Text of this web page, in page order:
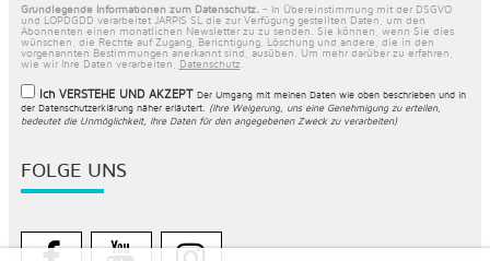
Grundlegende Informationen zum Datenschutz. - In Übereinstimmung mit der DSGVO
und LOPDGDD verarbeitet JARPIS SL die zur Verfügung gestellten Daten, um den
Abonnenten einen monatlichen Newsletter zu zu senden. Sie können, wenn Sie dies
wünschen, die Rechte auf Zugang, Berichtigung, Löschung und andere, die in den
vorgenannten Bestimmungen anerkannt sind, ausüben. Um mehr darüber zu erfahren,
wie wir Ihre Daten verarbeiten,
Datenschutz
Ich VERSTEHE UND AKZEPT Der Umgang mit meinen Daten wie oben beschrieben und in
der Datenschutzerklärung näher erläutert. (Ihre Weigerung, uns eine Genehmigung zu erteilen,
bedeutet die Unmöglichkeit, Ihre Daten für den angegebenen Zweck zu verarbeiten)
FOLGE UNS